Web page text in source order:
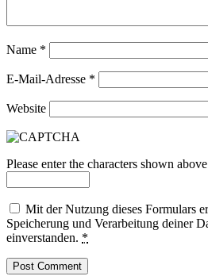
Name *
E-Mail-Adresse *
Website
Please enter the characters shown
Mit der Nutzung dieses Formulars
Speicherung und Verarbeitung deiner
einverstanden. *